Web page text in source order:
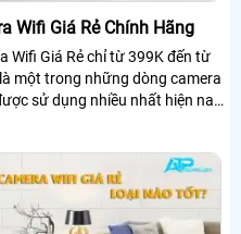
Wifi Giá Rẻ Chính Hãng
Wifi Giá Rẻ chỉ từ 399K đến từ
một trong những dòng camera
sử dụng nhiều nhất hiện nay.